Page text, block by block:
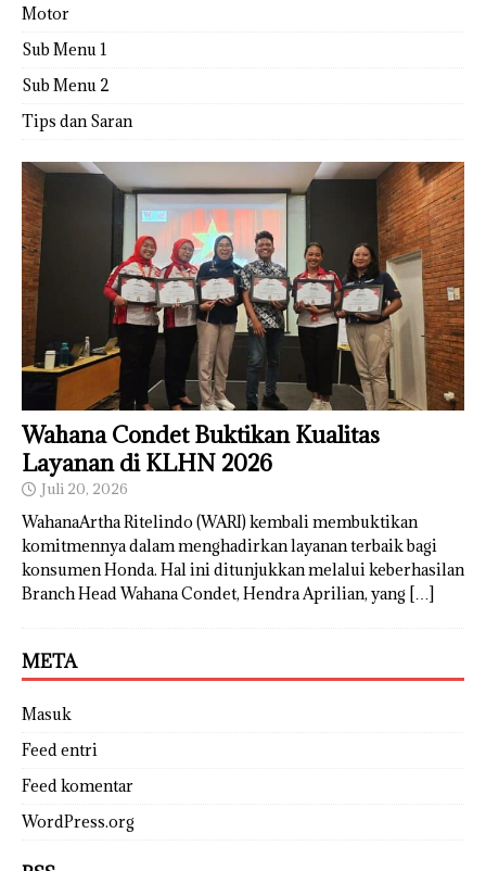
Motor
Sub Menu 1
Sub Menu 2
Tips dan Saran
Wahana Condet Buktikan Kualitas
Layanan di KLHN 2026
Juli 20, 2026
WahanaArtha Ritelindo (WARI) kembali membuktikan
komitmennya dalam menghadirkan layanan terbaik bagi
konsumen Honda. Hal ini ditunjukkan melalui keberhasilan
Branch Head Wahana Condet, Hendra Aprilian, yang […]
META
Masuk
Feed entri
Feed komentar
WordPress.org